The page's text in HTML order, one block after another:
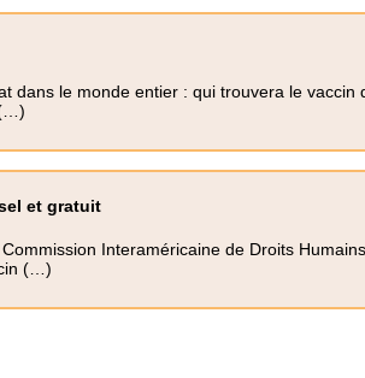
dans le monde entier : qui trouvera le
et gratuit
Interaméricaine de Droits
(…)